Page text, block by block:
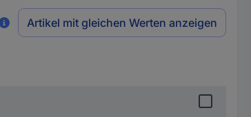
Artikel mit gleichen Werten anzeigen